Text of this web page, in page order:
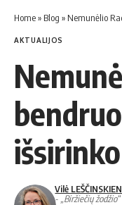
Home» Blog » Nemunėlio
AKTUALIJOS
Vilė
- „Biržiečių